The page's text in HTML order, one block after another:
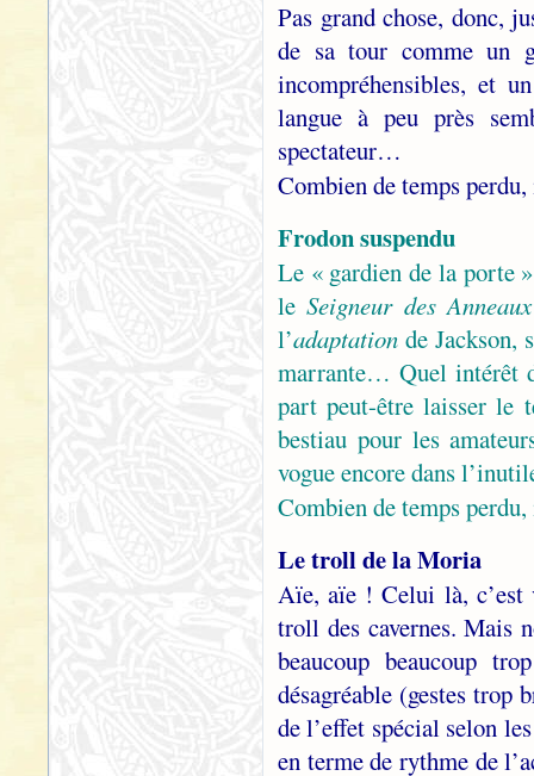
Pas grand chose, donc,
de sa tour comme un
incompréhensibles, et
langue à peu près
spectateur…
Combien de temps
Frodon suspendu
Le « gardien de la porte
leSeigneur des Anneaux
l’adaptation de Jackson,
marrante… Quel intérêt
part peut-être laisser le
bestiau pour les
vogue encore dans
Combien de temps
Le troll de la Moria
Aïe, aïe ! Celui là,
troll des cavernes. Mais
beaucoup beaucoup
désagréable (gestes trop
de l’effet spécial selon
en terme de rythme de